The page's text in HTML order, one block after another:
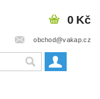
obchod@vakap.cz
0 Kč